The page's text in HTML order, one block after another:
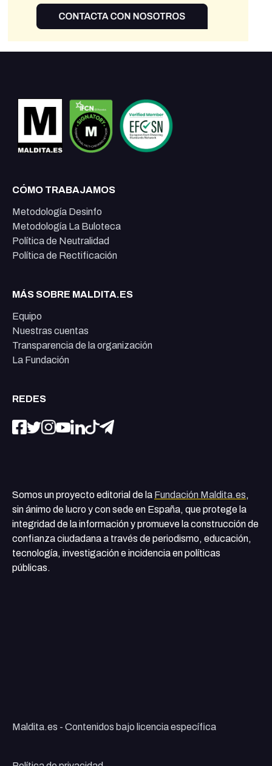
CÓMO TRABAJAMOS
Metodología Desinfo
Metodología La Buloteca
Política de Neutralidad
Política de Rectificación
MÁS SOBRE MALDITA.ES
Equipo
Nuestras cuentas
Transparencia de la organización
La Fundación
REDES
Somos un proyecto editorial de la Fundación Maldita.es,
sin ánimo de lucro y con sede en España, que protege la
integridad de la información y promueve la construcción de
confianza ciudadana a través de periodismo, educación,
tecnología, investigación e incidencia en políticas
públicas.
Maldita.es - Contenidos bajo licencia específica